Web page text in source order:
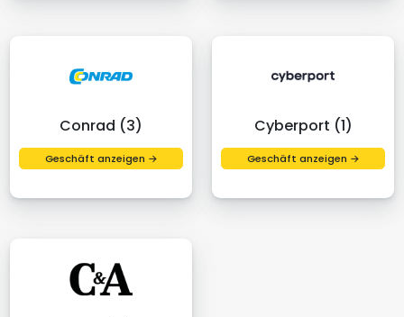
Conrad (3)
Geschäft anzeigen →
Cyberport (1)
Geschäft anzeigen →